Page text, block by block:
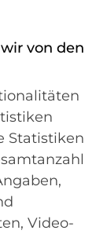
von den
Statistiken
Video-